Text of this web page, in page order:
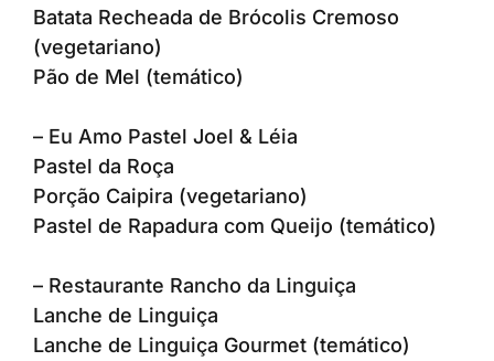
Batata Recheada de Brócolis Cremoso
(vegetariano)
Pão de Mel (temático)
– Eu Amo Pastel Joel & Léia
Pastel da Roça
Porção Caipira (vegetariano)
Pastel de Rapadura com Queijo (temático)
– Restaurante Rancho da Linguiça
Lanche de Linguiça
Lanche de Linguiça Gourmet (temático)